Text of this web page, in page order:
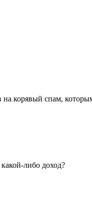
на корявый спам,
либо доход?